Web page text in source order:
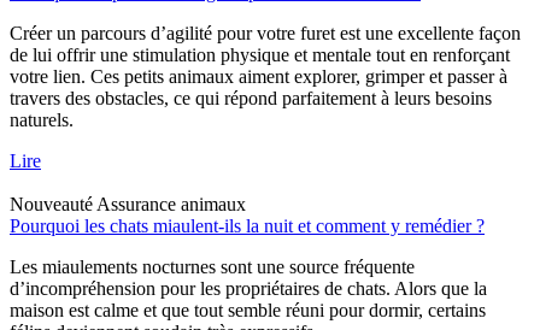
Créer un parcours d’agilité pour votre furet est une excellente façon
de lui offrir une stimulation physique et mentale tout en renforçant
votre lien. Ces petits animaux aiment explorer, grimper et passer à
travers des obstacles, ce qui répond parfaitement à leurs besoins
naturels.
Lire
Nouveauté Assurance animaux
Pourquoi les chats miaulent-ils la nuit et comment y remédier ?
Les miaulements nocturnes sont une source fréquente
d’incompréhension pour les propriétaires de chats. Alors que la
maison est calme et que tout semble réuni pour dormir, certains